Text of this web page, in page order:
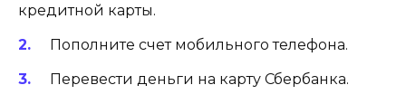
кредитной карты.
Пополните счет мобильного телефона.
Перевести деньги на карту Сбербанка.